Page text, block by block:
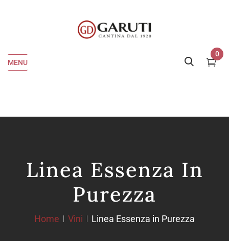
MENU
0
Linea Essenza In
Purezza
Home Vini Linea Essenza in Purezza